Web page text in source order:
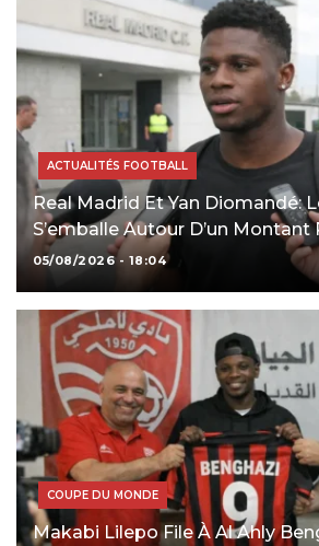
ACTUALITÉS FOOTBALL
Real Madrid Et Yan Diomandé:
S’emballe Autour D’un Montant
05/08/2026 - 18:04
COUPE DU MONDE
Makabi Lilepo File À Al Ahly